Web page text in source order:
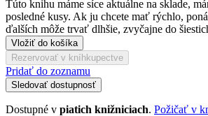
Túto knihu máme síce aktuálne na sklade,
posledné kusy. Ak ju chcete mať rýchlo,
ďalších môže trvať dlhšie, zvyčajne do
Vložiť do košíka
Rezervovať v kníhkupectve
Pridať do zoznamu
Sledovať dostupnosť
Dostupné v piatich knižniciach. Požičať v